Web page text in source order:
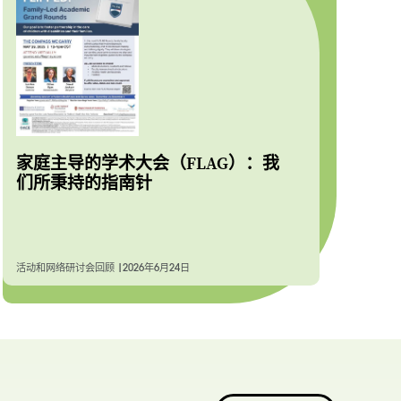
家庭主导的学术大会（FLAG）：我
们所秉持的指南针
活动和网络研讨会回顾 | 2026年6月24日